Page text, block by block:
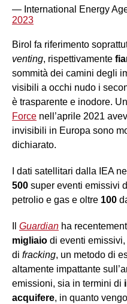
— International Energy
2023
Birol fa riferimento
venting, rispettivamente
sommità dei camini degli
visibili a occhi nudo i
è trasparente e inodore.
Force nell’aprile 2021
invisibili in Europa sono
dichiarato.
I dati satellitari dalla IEA
500 super eventi emissivi
petrolio e gas e oltre 100
Guardian ha
migliaio di eventi
di fracking, un metodo di
altamente impattante
emissioni, sia in termini di
acquifere, in quanto